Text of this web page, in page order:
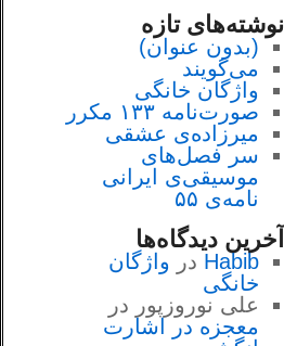
نوشته‌های تازه
(بدون عنوان)
می‌گویند
واژگان خانگی
صورت‌نامه ۱۳۳ مکرر
میرزاده‌ی عشقی
سر فصل‌هاى
موسيقى‌ی ايرانى
نامه‌ی ۵۵
آخرین دیدگاه‌ها
Habib در واژگان
خانگی
علی نوروزپور در
معجزه در اشارت